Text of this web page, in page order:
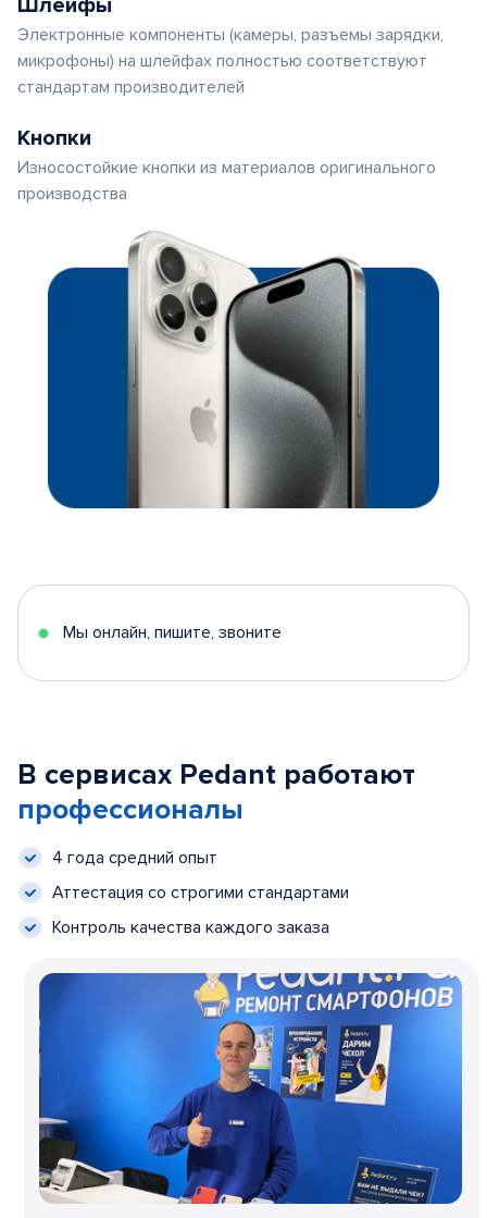
Шлейфы
Электронные компоненты (камеры, разъемы зарядки,
микрофоны) на шлейфах полностью соответствуют
стандартам производителей
Кнопки
Износостойкие кнопки из материалов оригинального
производства
Мы онлайн, пишите, звоните
В сервисах Pedant работают
профессионалы
4 года средний опыт
Аттестация со строгими стандартами
Контроль качества каждого заказа